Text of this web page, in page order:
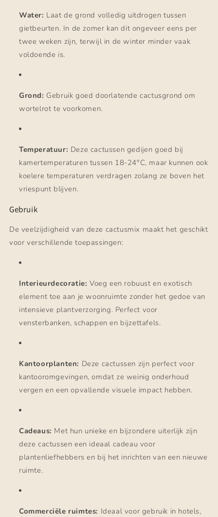
Water: Laat de grond volledig uitdrogen tussen
gietbeurten. In de zomer kan dit ongeveer eens per
twee weken zijn, terwijl in de winter minder vaak
voldoende is.
Grond: Gebruik goed doorlatende cactusgrond om
wortelrot te voorkomen.
Temperatuur: Deze cactussen gedijen goed bij
kamertemperaturen tussen 18-24°C, maar kunnen ook
koelere temperaturen verdragen zolang ze boven het
vriespunt blijven.
Gebruik
De veelzijdigheid van deze cactusmix maakt het geschikt
voor verschillende toepassingen:
Interieurdecoratie: Voeg een robuust en exotisch
element toe aan je woonruimte zonder het gedoe van
intensieve plantverzorging. Perfect voor
vensterbanken, schappen en bijzettafels.
Kantoorplanten: Deze cactussen zijn perfect voor
kantooromgevingen, omdat ze weinig onderhoud
vergen en een opvallende visuele impact hebben.
Cadeaus: Met hun unieke en bijzondere uiterlijk zijn
deze cactussen een ideaal cadeau voor
plantenliefhebbers en bij het inrichten van een nieuwe
ruimte.
Commerciële ruimtes: Ideaal voor gebruik in hotels,